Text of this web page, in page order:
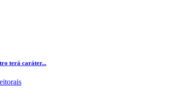
terá caráter...